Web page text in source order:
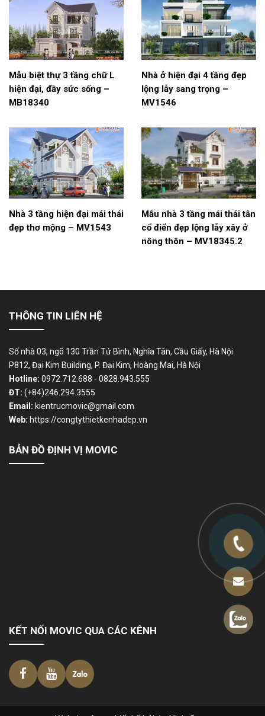
Mẫu biệt thự 3 tầng chữ L
hiện đại, đầy sức sống –
MB18340
Nhà ở hiện đại 4 tầng đẹp
lộng lẫy sang trọng –
MV1546
Nhà 3 tầng hiện đại mái thái
đẹp thơ mộng – MV1543
Mẫu nhà 3 tầng mái thái tân
cổ điển đẹp lộng lẫy xây ở
nông thôn – MV18345.2
THÔNG TIN LIÊN HỆ
Số nhà 03, ngõ 130 Trần Tử Bình, Nghĩa Tân, Cầu Giấy, Hà Nội
P812, Đại Kim Building, P. Đại Kim, Hoàng Mai, Hà Nội
Hotline: 0972.712.688 - 0828.943.555
ĐT: (+84)246.294.3555
Email: kientrucmovic@gmail.com
Web: https://congtythietkenhadep.vn
BẢN ĐỒ ĐỊNH VỊ MOVIC
KẾT NỐI MOVIC QUA CÁC KÊNH